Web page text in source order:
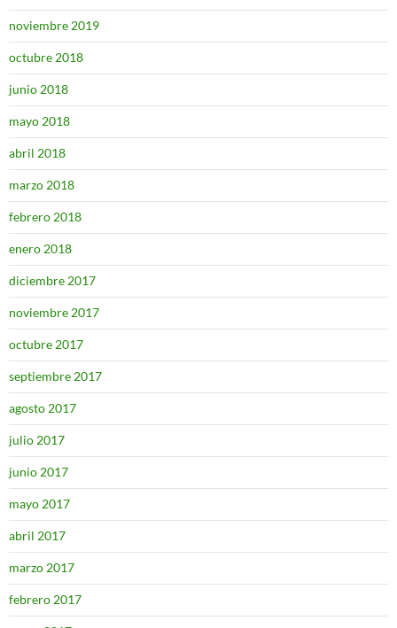
noviembre 2019
octubre 2018
junio 2018
mayo 2018
abril 2018
marzo 2018
febrero 2018
enero 2018
diciembre 2017
noviembre 2017
octubre 2017
septiembre 2017
agosto 2017
julio 2017
junio 2017
mayo 2017
abril 2017
marzo 2017
febrero 2017